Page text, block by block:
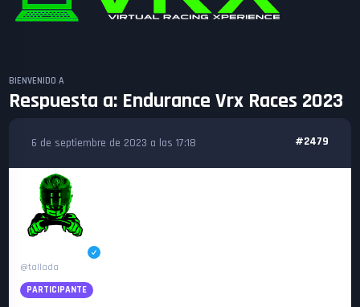
BIENVENIDO A
Respuesta a: Endurance Vrx Races 2023
6 de septiembre de 2023 a las 17:18 #2479
@tallada
PARTICIPANTE